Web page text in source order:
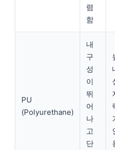
렴
함
PU
(Polyurethane)
내
구
성
이
뛰
어
나
고
단